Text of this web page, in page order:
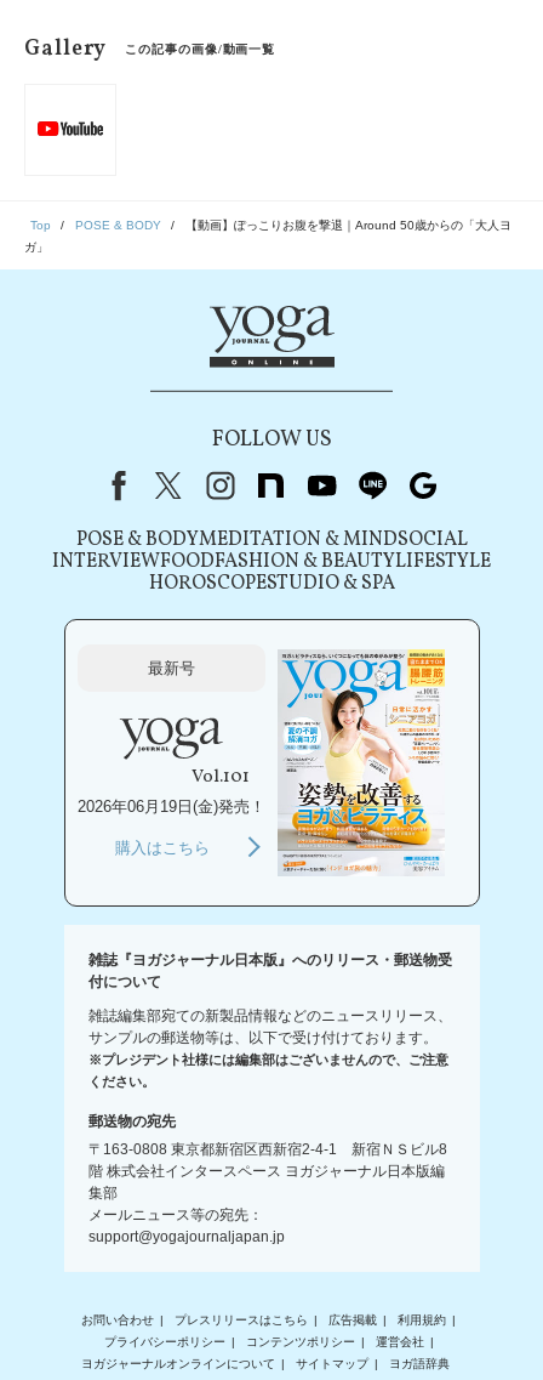
Gallery この記事の画像/動画一覧
Top POSE & BODY
【動画】ぽっこりお腹を撃退｜Around 50歳からの「大人ヨ
ガ」
FOLLOW US
FacebookX（旧Twitter）
instagram
note youtubeline
POSE & BODYMEDITATION & MINDSOCIAL
INTERVIEWFOODFASHION & BEAUTYLIFESTYLE
HOROSCOPESTUDIO & SPA
最新号
Vol.101
2026年06月19日(金)発売！
購入はこちら
雑誌『ヨガジャーナル日本版』へのリリース・郵送物受
付について
雑誌編集部宛ての新製品情報などのニュースリリース、
サンプルの郵送物等は、以下で受け付けております。
※プレジデント社様には編集部はございませんので、ご注意
ください。
郵送物の宛先
〒163-0808 東京都新宿区西新宿2-4-1 新宿ＮＳビル8
階 株式会社インタースペース ヨガジャーナル日本版編
集部
メールニュース等の宛先：
support@yogajournaljapan.jp
お問い合わせ プレスリリースはこちら 広告掲載
利用規約
プライバシーポリシー
コンテンツポリシー
運営会社
ヨガジャーナルオンラインについて
サイトマップ ヨガ語辞典